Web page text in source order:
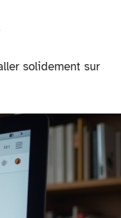
solidement sur